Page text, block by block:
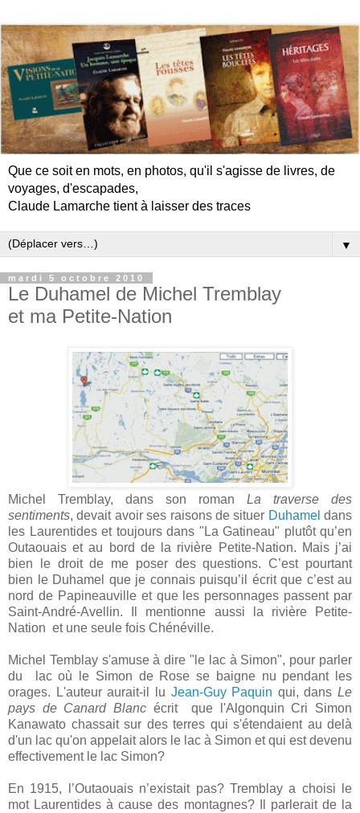
Que ce soit en mots, en photos, qu'il s'agisse de livres, de
voyages, d'escapades,
Claude Lamarche tient à laisser des traces
▼
mardi 5 octobre 2010
Le Duhamel de Michel Tremblay
et ma Petite-Nation
Michel Tremblay, dans son roman La traverse des
sentiments, devait avoir ses raisons de situer Duhamel dans
les Laurentides et toujours dans "La Gatineau" plutôt qu’en
Outaouais et au bord de la rivière Petite-Nation. Mais j’ai
bien le droit de me poser des questions. C’est pourtant
bien le Duhamel que je connais puisqu’il écrit que c’est au
nord de Papineauville et que les personnages passent par
Saint-André-Avellin. Il mentionne aussi la rivière Petite-
Nation et une seule fois Chénéville.
Michel Temblay s'amuse à dire "le lac à Simon", pour parler
du lac où le Simon de Rose se baigne nu pendant les
orages. L'auteur aurait-il lu Jean-Guy Paquin qui, dans Le
pays de Canard Blanc écrit que l'Algonquin Cri Simon
Kanawato chassait sur des terres qui s'étendaient au delà
d'un lac qu'on appelait alors le lac à Simon et qui est devenu
effectivement le lac Simon?
En 1915, l’Outaouais n’existait pas? Tremblay a choisi le
mot Laurentides à cause des montagnes? Il parlerait de la